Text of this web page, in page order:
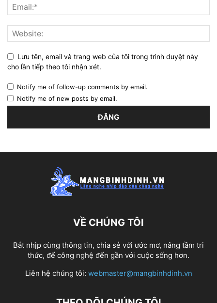
Lưu tên, email và trang web của tôi trong trình duyệt này
cho lần tiếp theo tôi nhận xét.
Notify me of follow-up comments by email.
Notify me of new posts by email.
VỀ CHÚNG TÔI
Bắt nhịp cùng thông tin, chia sẻ với ước mơ, nâng tầm tri
thức, để công nghệ đến gần với cuộc sống hơn.
Liên hệ chúng tôi: webmaster@mangbinhdinh.vn